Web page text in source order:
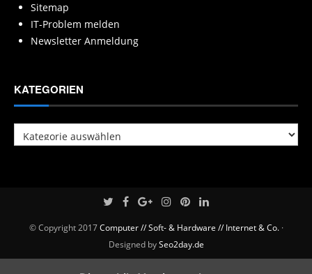
Sitemap
IT-Problem melden
Newsletter Anmeldung
KATEGORIEN
Kategorien
© Copyright 2017Computer // Soft- & Hardware // Internet & Co.·
Designed bySeo2day.de